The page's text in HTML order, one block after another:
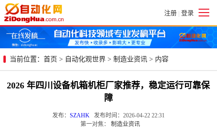
注册 | 登录
当前位置： 首页 > 自动化观世界 > 制造业资讯 > 内容
2026 年四川设备机箱机柜厂家推荐，稳定运行可靠保
障
发布： SZAHK 发布时间：2026-04-22 22:31
第一对焦： 制造业资讯